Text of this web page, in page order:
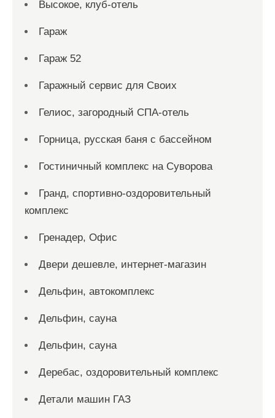
Высокое, клуб-отель
Гараж
Гараж 52
Гаражный сервис для Своих
Гелиос, загородный СПА-отель
Горница, русская баня с бассейном
Гостиничный комплекс на Суворова
Гранд, спортивно-оздоровительный
комплекс
Гренадер, Офис
Двери дешевле, интернет-магазин
Дельфин, автокомплекс
Дельфин, сауна
Дельфин, сауна
Деребас, оздоровительный комплекс
Детали машин ГАЗ